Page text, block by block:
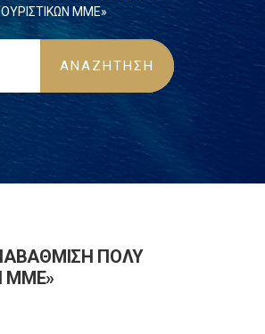
ΜΜΕ»
ΠΟΛΥ
ΜΜΕ»